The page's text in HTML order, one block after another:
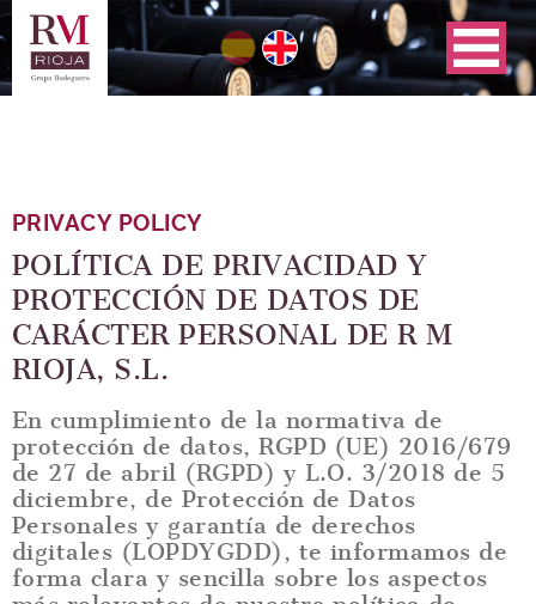
Skip
to
main
navigation
PRIVACY POLICY
POLÍTICA DE PRIVACIDAD Y
PROTECCIÓN DE DATOS DE
CARÁCTER PERSONAL DE R M
RIOJA, S.L.
En cumplimiento de la normativa de
protección de datos, RGPD (UE) 2016/679
de 27 de abril (RGPD) y L.O. 3/2018 de 5
diciembre, de Protección de Datos
Personales y garantía de derechos
digitales (LOPDYGDD), te informamos de
forma clara y sencilla sobre los aspectos